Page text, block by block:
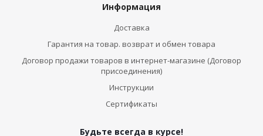
Информация
Доставка
Гарантия на товар. возврат и обмен товара
Договор продажи товаров в интернет-магазине (Договор
присоединения)
Инструкции
Сертификаты
Будьте всегда в курсе!